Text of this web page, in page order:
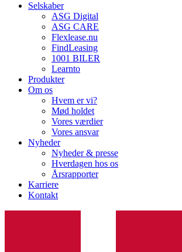
Selskaber
ASG Digital
ASG CARE
Flexlease.nu
FindLeasing
1001 BILER
Learnto
Produkter
Om os
Hvem er vi?
Mød holdet
Vores værdier
Vores ansvar
Nyheder
Nyheder & presse
Hverdagen hos os
Årsrapporter
Karriere
Kontakt